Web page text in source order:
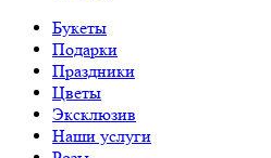
Букеты
Подарки
Праздники
Цветы
Эксклюзив
Наши услуги